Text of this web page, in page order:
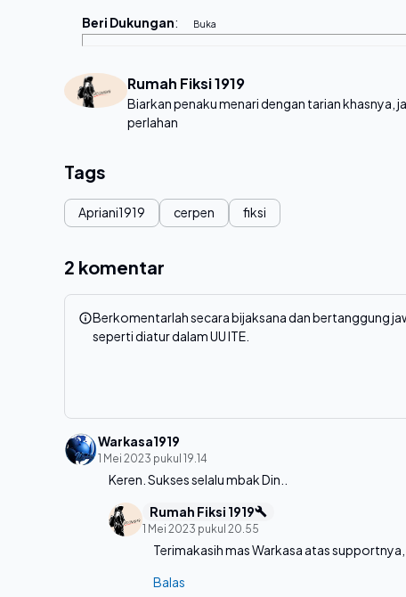
Beri Dukungan:
Rumah Fiksi 1919
Biarkan penaku menari dengan tarian khasnya,
perlahan
Tags
Apriani1919 cerpen fiksi
2 komentar
Berkomentarlah secara bijaksana dan bertanggung
seperti diatur dalam UU ITE.
Warkasa1919
1 Mei 2023 pukul 19.14
Keren. Sukses selalu mbak Din..
Rumah Fiksi 1919
1 Mei 2023 pukul 20.55
Terimakasih mas Warkasa atas supportnya,
Balas